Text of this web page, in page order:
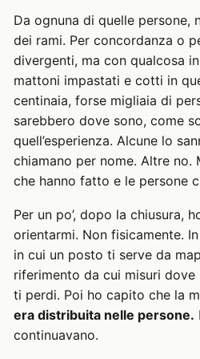
Da ognuna di quelle persone,
dei rami. Per concordanza o
divergenti, ma con qualcosa
mattoni impastati e cotti in
centinaia, forse migliaia di
sarebbero dove sono, come
quell’esperienza. Alcune lo
chiamano per nome. Altre no.
che hanno fatto e le persone
Per un po’, dopo la chiusura,
orientarmi. Non fisicamente.
in cui un posto ti serve da
riferimento da cui misuri
ti perdi. Poi ho capito che la
era distribuita nelle persone.
continuavano.